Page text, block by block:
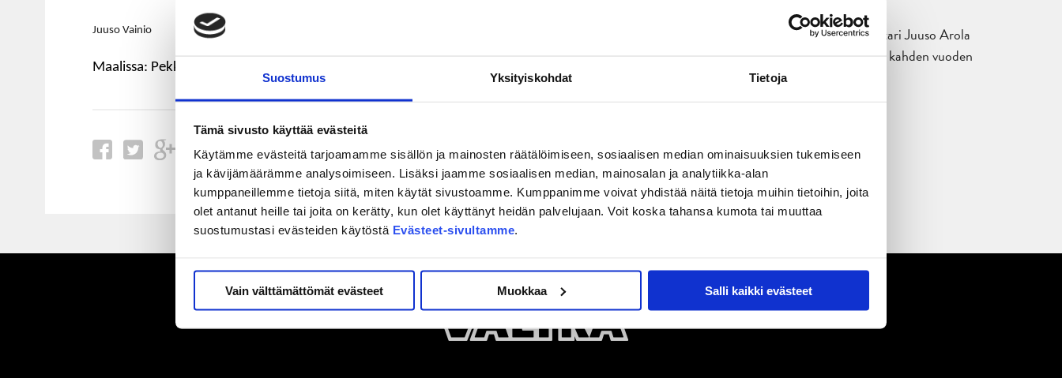
Suostumus Yksityiskohdat Tietoja
Tämä sivusto käyttää evästeitä
Käytämme evästeitä tarjoamamme sisällön ja mainosten räätälöimiseen, sosiaalisen median ominaisuuksien tukemiseen
ja kävijämäärämme analysoimiseen. Lisäksi jaamme sosiaalisen median, mainosalan ja analytiikka-alan
kumppaneillemme tietoja siitä, miten käytät sivustoamme. Kumppanimme voivat yhdistää näitä tietoja muihin tietoihin, joita
olet antanut heille tai joita on kerätty, kun olet käyttänyt heidän palvelujaan. Voit koska tahansa kumota tai muuttaa
suostumustasi evästeiden käytöstä Evästeet-sivultamme.
Vain välttämättömät evästeet Muokkaa Salli kaikki evästeet
Juuso Vainio
Maalissa: Pekka Tuokkola (Jussi Olkinuora)
14.05.2026
Tuore Sveitsin mestari Juuso Arola
JYP-puolustukseen kahden vuoden
sopimuksella